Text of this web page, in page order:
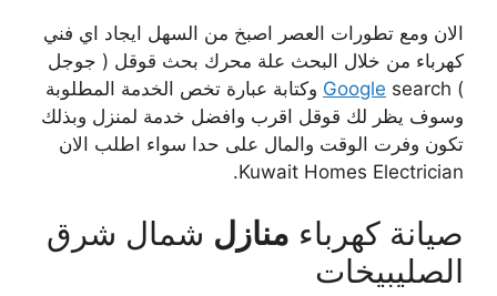
الان ومع تطورات العصر اصبخ من السهل ايجاد اي فني
كهرباء من خلال البحث علة محرك بحث قوقل ( جوجل
)
Google search وكتابة عبارة تخص الخدمة المطلوبة
وسوف يظر لك قوقل اقرب وافضل خدمة لمنزل وبذلك
تكون وفرت الوقت والمال على حدا سواء اطلب الان
Kuwait Homes Electrician.
صيانة كهرباء منازل شمال شرق
الصليبيخات